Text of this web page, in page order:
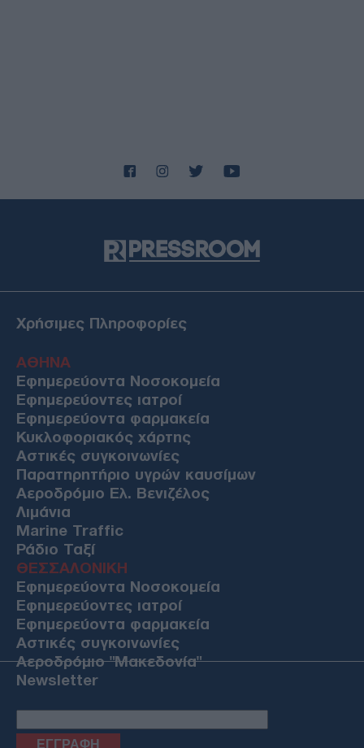
Χρήσιμες Πληροφορίες
ΑΘΗΝΑ
Εφημερεύοντα Νοσοκομεία
Εφημερεύοντες ιατροί
Εφημερεύοντα φαρμακεία
Κυκλοφοριακός χάρτης
Αστικές συγκοινωνίες
Παρατηρητήριο υγρών καυσίμων
Αεροδρόμιο Ελ. Βενιζέλος
Λιμάνια
Marine Traffic
Ράδιο Ταξί
ΘΕΣΣΑΛΟΝΙΚΗ
Εφημερεύοντα Νοσοκομεία
Εφημερεύοντες ιατροί
Εφημερεύοντα φαρμακεία
Αστικές συγκοινωνίες
Αεροδρόμιο "Μακεδονία"
Newsletter